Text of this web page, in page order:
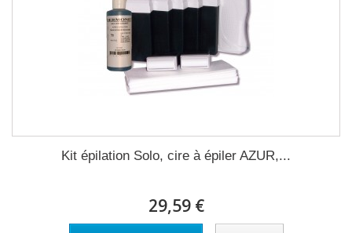
Kit épilation Solo, cire à épiler AZUR,...
29,59 €